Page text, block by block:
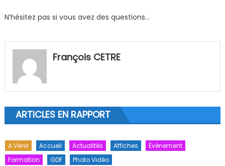
N’hésitez pas si vous avez des questions…
François CETRE
ARTICLES EN RAPPORT
A Venir Accueil Actualités Affiches
Évènement
Formation
GDF Photo Vidéo